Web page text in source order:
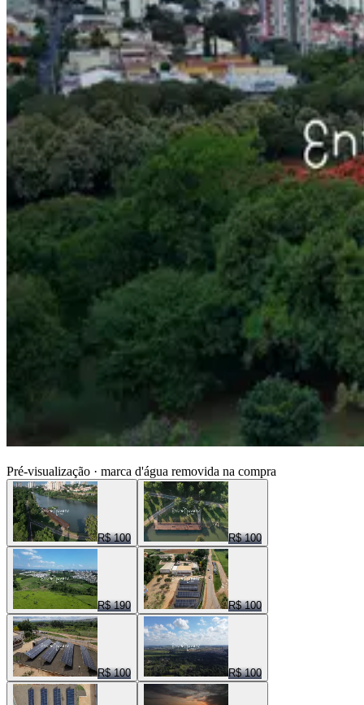
Pré-visualização · marca d'água removida na compra
R$ 100 R$ 100
R$ 190 R$ 100
R$ 100 R$ 100